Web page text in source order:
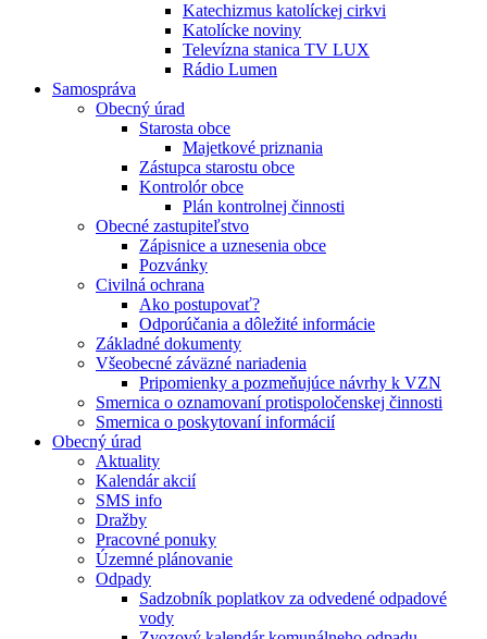
Katechizmus katolíckej cirkvi
Katolícke noviny
Televízna stanica TV LUX
Rádio Lumen
Samospráva
Obecný úrad
Starosta obce
Majetkové priznania
Zástupca starostu obce
Kontrolór obce
Plán kontrolnej činnosti
Obecné zastupiteľstvo
Zápisnice a uznesenia obce
Pozvánky
Civilná ochrana
Ako postupovať?
Odporúčania a dôležité informácie
Základné dokumenty
Všeobecné záväzné nariadenia
Pripomienky a pozmeňujúce návrhy k VZN
Smernica o oznamovaní protispoločenskej činnosti
Smernica o poskytovaní informácií
Obecný úrad
Aktuality
Kalendár akcií
SMS info
Dražby
Pracovné ponuky
Územné plánovanie
Odpady
Sadzobník poplatkov za odvedené odpadové
vody